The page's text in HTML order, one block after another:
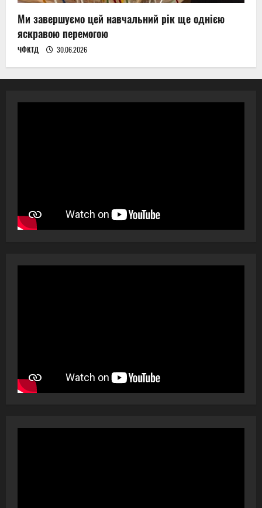
Ми завершуємо цей навчальний рік ще однією
яскравою перемогою
ЧФКТД 30.06.2026